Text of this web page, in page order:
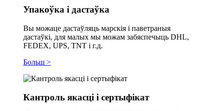
Упакоўка і дастаўка
Вы можаце дастаўляць марскія і паветраныя
дастаўкі, для малых мы можам забяспечыць DHL,
FEDEX, UPS, TNT і г.д.
Больш >
Кантроль якасці і сертыфікат